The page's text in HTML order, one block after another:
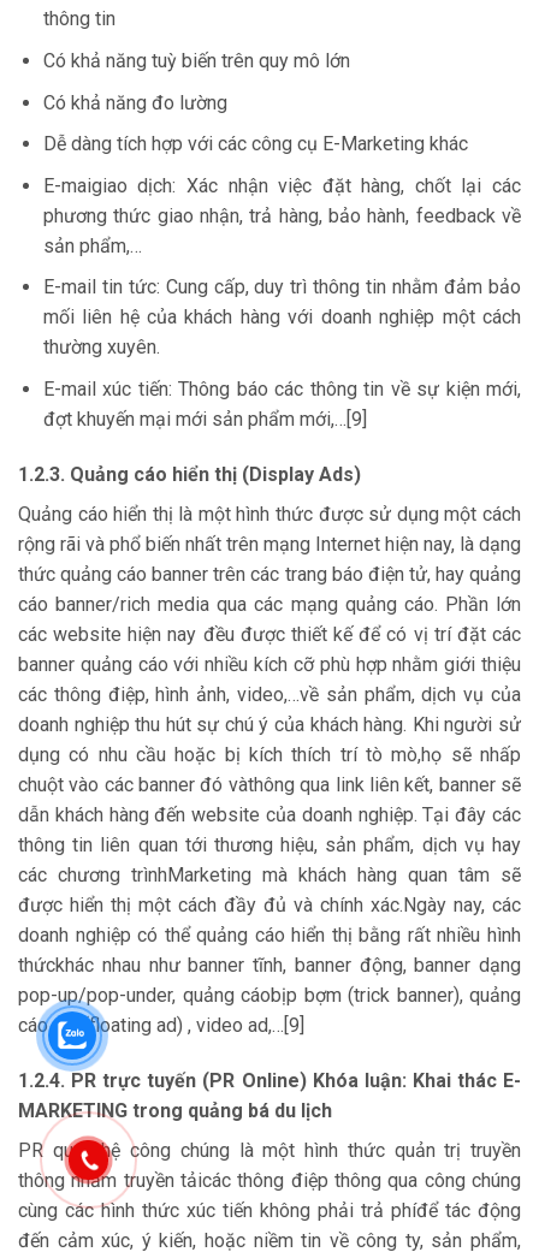
thông tin
Có khả năng tuỳ biến trên quy mô lớn
Có khả năng đo lường
Dễ dàng tích hợp với các công cụ E-Marketing khác
E-maigiao dịch: Xác nhận việc đặt hàng, chốt lại các
phương thức giao nhận, trả hàng, bảo hành, feedback về
sản phẩm,…
E-mail tin tức: Cung cấp, duy trì thông tin nhằm đảm bảo
mối liên hệ của khách hàng với doanh nghiệp một cách
thường xuyên.
E-mail xúc tiến: Thông báo các thông tin về sự kiện mới,
đợt khuyến mại mới sản phẩm mới,…[9]
1.2.3. Quảng cáo hiển thị (Display Ads)
Quảng cáo hiển thị là một hình thức được sử dụng một cách
rộng rãi và phổ biến nhất trên mạng Internet hiện nay, là dạng
thức quảng cáo banner trên các trang báo điện tử, hay quảng
cáo banner/rich media qua các mạng quảng cáo. Phần lớn
các website hiện nay đều được thiết kế để có vị trí đặt các
banner quảng cáo với nhiều kích cỡ phù hợp nhằm giới thiệu
các thông điệp, hình ảnh, video,…về sản phẩm, dịch vụ của
doanh nghiệp thu hút sự chú ý của khách hàng. Khi người sử
dụng có nhu cầu hoặc bị kích thích trí tò mò,họ sẽ nhấp
chuột vào các banner đó vàthông qua link liên kết, banner sẽ
dẫn khách hàng đến website của doanh nghiệp. Tại đây các
thông tin liên quan tới thương hiệu, sản phẩm, dịch vụ hay
các chương trìnhMarketing mà khách hàng quan tâm sẽ
được hiển thị một cách đầy đủ và chính xác.Ngày nay, các
doanh nghiệp có thể quảng cáo hiển thị bằng rất nhiều hình
thứckhác nhau như banner tĩnh, banner động, banner dạng
pop-up/pop-under, quảng cáobịp bợm (trick banner), quảng
cáo nổi (floating ad) , video ad,…[9]
1.2.4. PR trực tuyến (PR Online) Khóa luận: Khai thác E-
MARKETING trong quảng bá du lịch
PR quan hệ công chúng là một hình thức quản trị truyền
thông nhằm truyền tảicác thông điệp thông qua công chúng
cùng các hình thức xúc tiến không phải trả phíđể tác động
đến cảm xúc, ý kiến, hoặc niềm tin về công ty, sản phẩm,